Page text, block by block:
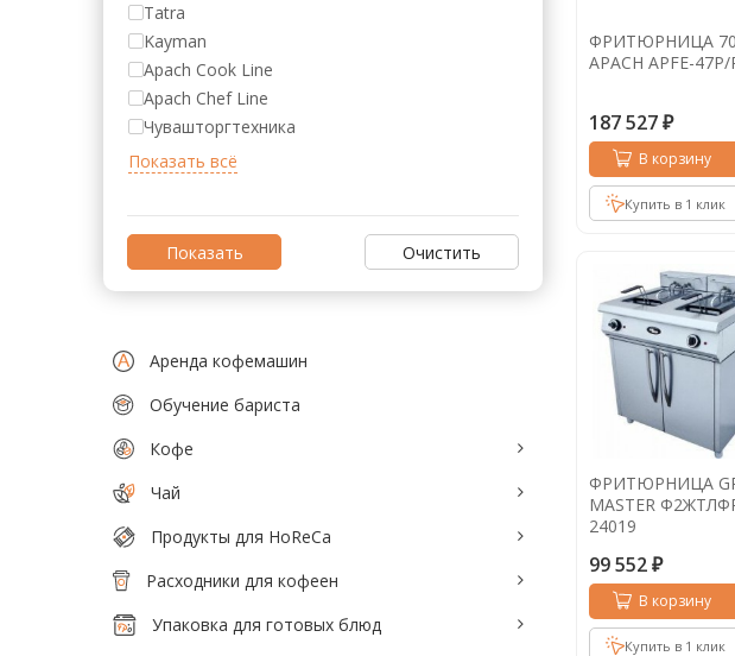
Кофейное оборудование
Весовое и упаковочное оборудование
Кондитерское и хлебопекарное
Мясопереработка
Нейтральное оборудование
Посудомоечное оборудование
Санитарно-гигиеническое
оборудование
Холодильное оборудование
Кофе в дрип пакетах
Кофе для вендинга
Кофе сублимированный
Таблетки кофе (кофе в
ФРИТЮРНИЦА
APACH APFE-47P/
187 527 ₽
В корзину
Купить в 1 клик
ФРИТЮРНИЦА
MASTER
24019
99 552 ₽
В корзину
Купить в 1 клик
Tatra
Kayman
Apach Cook Line
Apach Chef Line
Чувашторгтехника
Очистить
Аренда кофемашин
Обучение бариста
Кофе
Чай
Продукты для HoReCa
Расходники для кофеен
Упаковка для готовых блюд